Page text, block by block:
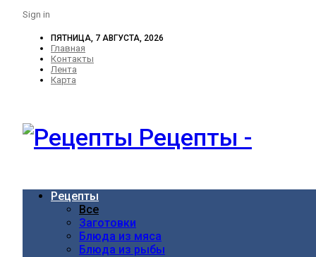
Sign in
ПЯТНИЦА, 7 АВГУСТА, 2026
Главная
Контакты
Лента
Карта
Рецепты -
Рецепты
Все
Заготовки
Блюда из мяса
Блюда из рыбы